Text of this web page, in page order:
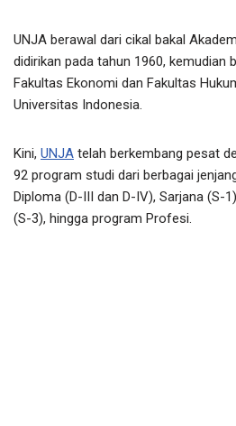
UNJA berawal dari cikal bakal
didirikan pada tahun 1960, kemudian
Fakultas Ekonomi dan Fakultas
Universitas Indonesia.
Kini, UNJA telah berkembang pesat
92 program studi dari berbagai
Diploma (D-III dan D-IV), Sarjana (S-
(S-3), hingga program Profesi.